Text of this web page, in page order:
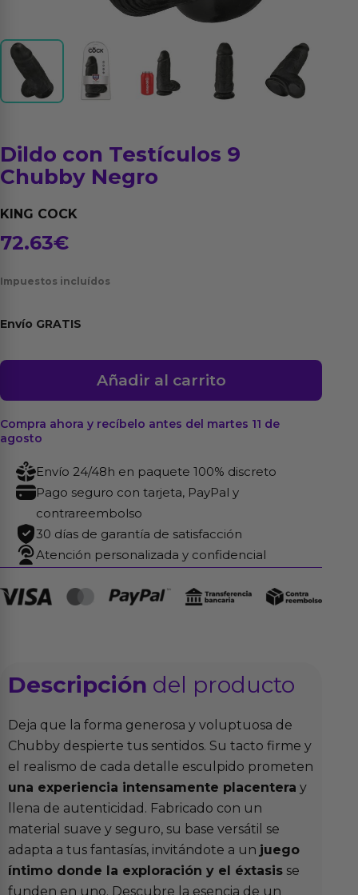
Dildo con Testículos 9
Chubby Negro
KING COCK
72.63€
Impuestos incluídos
Envío GRATIS
Dildo
9
Negro
cantidad
Añadir al carrito
Compra ahora y recíbelo antes del martes 11 de
agosto
Envío 24/48h en paquete 100% discreto
Pago seguro con tarjeta, PayPal y
contrareembolso
30 días de garantía de satisfacción
Atención personalizada y confidencial
Descripción del producto
Deja que la forma generosa y voluptuosa de
Chubby despierte tus sentidos. Su tacto firme y
el realismo de cada detalle esculpido prometen
una experiencia intensamente placentera y
llena de autenticidad. Fabricado con un
material suave y seguro, su base versátil se
adapta a tus fantasías, invitándote a un juego
íntimo donde la exploración y el éxtasis se
funden en uno. Descubre la esencia de un